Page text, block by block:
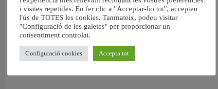
València reforma l’Escola Infantil Pardalets i instal·larà aire condicionat a totes
les aules
5 agost, 2026
i visites repetides. En fer clic a "Acceptar-ho tot", accepteu
l'ús de TOTES les cookies. Tanmateix, podeu visitar
"Configuració de les galetes" per proporcionar un
consentiment controlat.
Configuració cookies Accepta tot